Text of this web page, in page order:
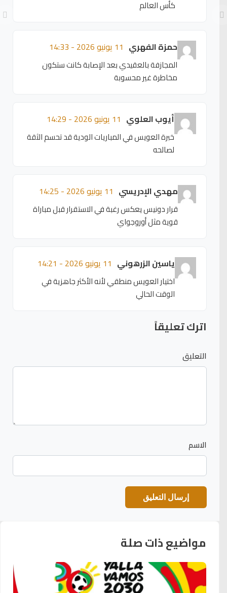
كأس العالم
حمزة الفهري 11 يونيو 2026 - 14:33
المجازفة بالعقيدي بعد الإصابة كانت ستكون
مخاطرة غير محسوبة
أيوب العلوي 11 يونيو 2026 - 14:29
خبرة العويس في المباريات الودية قد تحسم الثقة
لصالحه
مهدي الإدريسي 11 يونيو 2026 - 14:25
قرار دونيس يعكس رغبة في الاستقرار قبل مباراة
قوية مثل أوروجواي
ياسين الزرهوني 11 يونيو 2026 - 14:21
اختيار العويس منطقي لأنه الأكثر جاهزية في
الوقت الحالي
اترك تعليقاً
التعليق
الاسم
مواضيع ذات صلة